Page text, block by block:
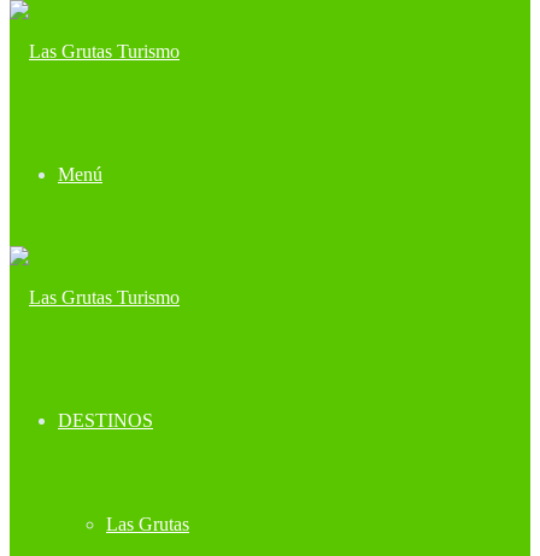
Menú
DESTINOS
Las Grutas